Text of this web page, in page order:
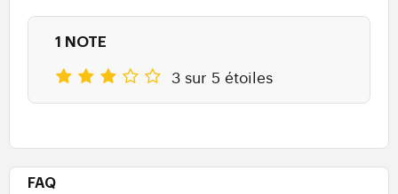
1 NOTE
3 sur 5 étoiles
FAQ